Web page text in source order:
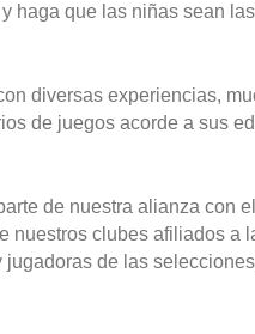
haga que las niñas sean las
diversas experiencias,
de juegos acorde a sus
de nuestra alianza con
nuestros clubes afiliados a
de las